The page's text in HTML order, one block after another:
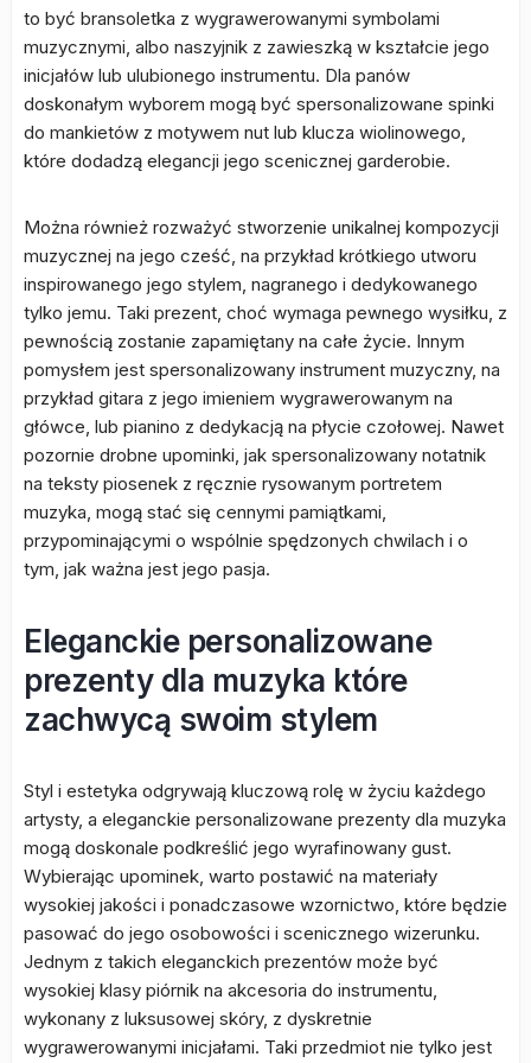
to być bransoletka z wygrawerowanymi symbolami
muzycznymi, albo naszyjnik z zawieszką w kształcie jego
inicjałów lub ulubionego instrumentu. Dla panów
doskonałym wyborem mogą być spersonalizowane spinki
do mankietów z motywem nut lub klucza wiolinowego,
które dodadzą elegancji jego scenicznej garderobie.
Można również rozważyć stworzenie unikalnej kompozycji
muzycznej na jego cześć, na przykład krótkiego utworu
inspirowanego jego stylem, nagranego i dedykowanego
tylko jemu. Taki prezent, choć wymaga pewnego wysiłku, z
pewnością zostanie zapamiętany na całe życie. Innym
pomysłem jest spersonalizowany instrument muzyczny, na
przykład gitara z jego imieniem wygrawerowanym na
główce, lub pianino z dedykacją na płycie czołowej. Nawet
pozornie drobne upominki, jak spersonalizowany notatnik
na teksty piosenek z ręcznie rysowanym portretem
muzyka, mogą stać się cennymi pamiątkami,
przypominającymi o wspólnie spędzonych chwilach i o
tym, jak ważna jest jego pasja.
Eleganckie personalizowane
prezenty dla muzyka które
zachwycą swoim stylem
Styl i estetyka odgrywają kluczową rolę w życiu każdego
artysty, a eleganckie personalizowane prezenty dla muzyka
mogą doskonale podkreślić jego wyrafinowany gust.
Wybierając upominek, warto postawić na materiały
wysokiej jakości i ponadczasowe wzornictwo, które będzie
pasować do jego osobowości i scenicznego wizerunku.
Jednym z takich eleganckich prezentów może być
wysokiej klasy piórnik na akcesoria do instrumentu,
wykonany z luksusowej skóry, z dyskretnie
wygrawerowanymi inicjałami. Taki przedmiot nie tylko jest